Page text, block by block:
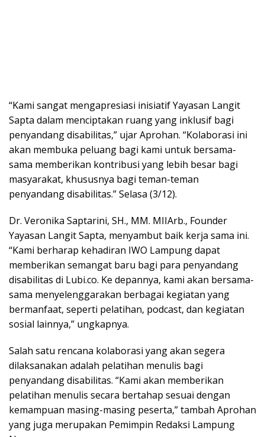
“Kami sangat mengapresiasi inisiatif Yayasan Langit
Sapta dalam menciptakan ruang yang inklusif bagi
penyandang disabilitas,” ujar Aprohan. “Kolaborasi ini
akan membuka peluang bagi kami untuk bersama-
sama memberikan kontribusi yang lebih besar bagi
masyarakat, khususnya bagi teman-teman
penyandang disabilitas.” Selasa (3/12).
Dr. Veronika Saptarini, SH., MM. MIIArb., Founder
Yayasan Langit Sapta, menyambut baik kerja sama ini.
“Kami berharap kehadiran IWO Lampung dapat
memberikan semangat baru bagi para penyandang
disabilitas di Lubi.co. Ke depannya, kami akan bersama-
sama menyelenggarakan berbagai kegiatan yang
bermanfaat, seperti pelatihan, podcast, dan kegiatan
sosial lainnya,” ungkapnya.
Salah satu rencana kolaborasi yang akan segera
dilaksanakan adalah pelatihan menulis bagi
penyandang disabilitas. “Kami akan memberikan
pelatihan menulis secara bertahap sesuai dengan
kemampuan masing-masing peserta,” tambah Aprohan
yang juga merupakan Pemimpin Redaksi Lampung